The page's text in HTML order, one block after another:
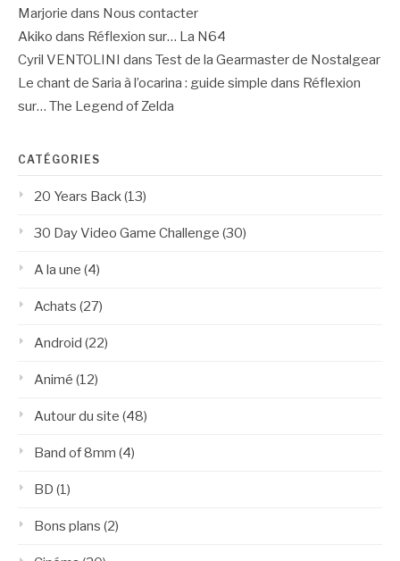
Marjorie dans Nous contacter
Akiko dans Réflexion sur… La N64
Cyril VENTOLINI
dans Test de la Gearmaster de Nostalgear
Le chant de Saria à l’ocarina : guide simple dans Réflexion
sur… The Legend of Zelda
CATÉGORIES
20 Years Back(13)
30 Day Video Game Challenge (30)
A la une (4)
Achats (27)
Android (22)
Animé (12)
Autour du site (48)
Band of 8mm (4)
BD (1)
Bons plans (2)